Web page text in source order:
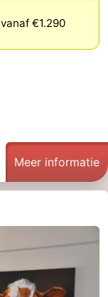
vanaf €1.290
Meer informatie